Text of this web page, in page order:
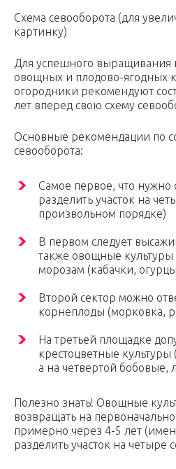
Схема севооборота (для
картинку)
Для успешного выращивания
овощных и плодово-ягодных
огородники рекомендуют
лет вперед свою схему
Основные рекомендации по
севооборота:
Самое первое, что нужно
разделить участок на
произвольном порядке)
В первом следует
также овощные культуры
морозам (кабачки,
Второй сектор можно
корнеплоды (морковка,
На третьей площадке
крестоцветные
а на четвертой бобовые,
Полезно знать! Овощные
возвращать на
примерно через 4-5 лет
разделить участок на четыре